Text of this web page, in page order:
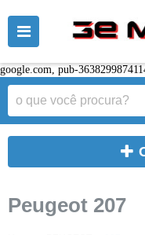
google.com, pub-
Peugeot 207